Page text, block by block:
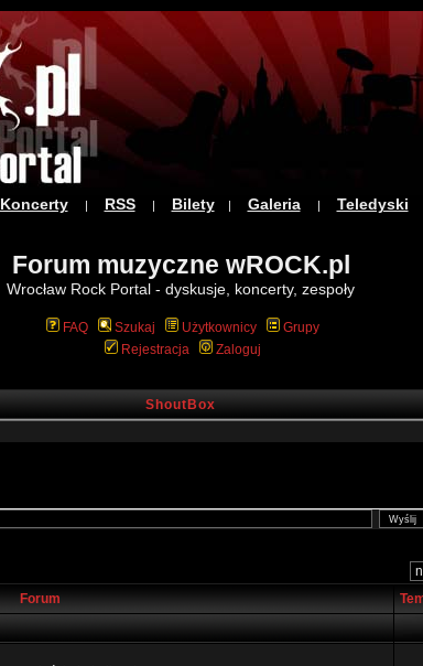
Koncerty| RSS| Bilety| Galeria| Teledyski
Forum muzyczne wROCK.pl
Wrocław Rock Portal - dyskusje, koncerty, zespoły
FAQ Szukaj Użytkownicy
Grupy
Rejestracja
Zaloguj
ShoutBox
Forum